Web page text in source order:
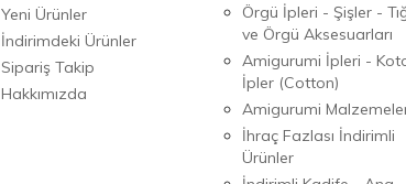
Yeni Ürünler
İndirimdeki Ürünler
Sipariş Takip
Hakkımızda
Örgü İpleri - Şişler -
ve Örgü Aksesuarları
Amigurumi İpleri -
İpler (Cotton)
Amigurumi
İhraç Fazlası İndirimli
Ürünler